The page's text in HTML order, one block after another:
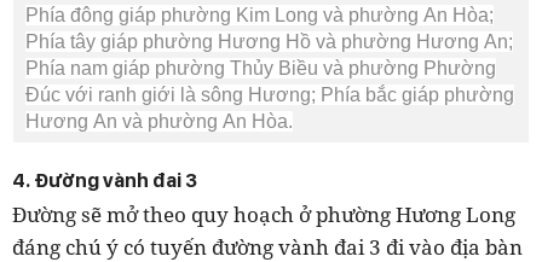
Phía đông giáp phường Kim Long và phường An Hòa;
Phía tây giáp phường Hương Hồ và phường Hương An;
Phía nam giáp phường Thủy Biều và phường Phường
Đúc với ranh giới là sông Hương; Phía bắc giáp phường
Hương An và phường An Hòa.
4. Đường vành đai 3
Đường sẽ mở theo quy hoạch ở phường Hương Long
đáng chú ý có tuyến đường vành đai 3 đi vào địa bàn